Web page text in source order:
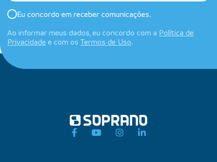
Eu concordo em receber comunicações.
Ao informar meus dados, eu concordo com a Política de
Privacidade e com os Termos de Uso.